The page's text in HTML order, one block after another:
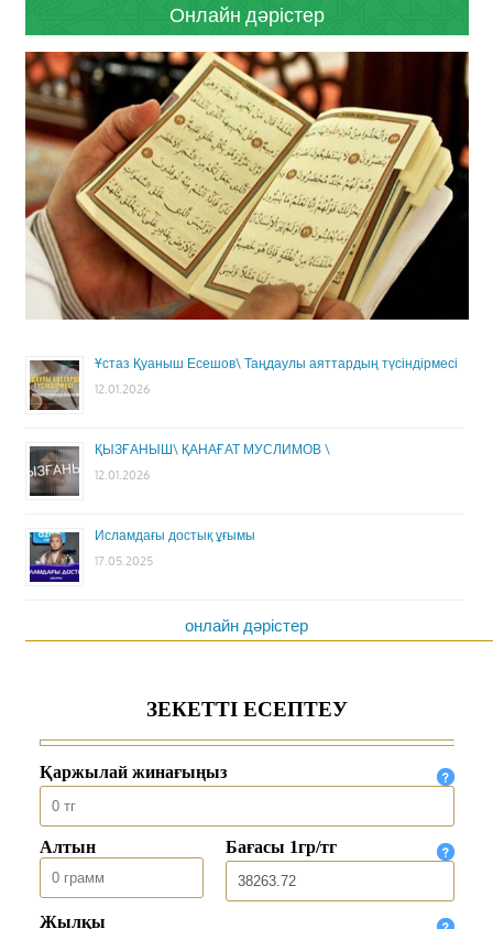
Онлайн дәрістер
Ұстаз Қуаныш Есешов\ Таңдаулы аяттардың түсіндірмесі
12.01.2026
ҚЫЗҒАНЫШ\ ҚАНАҒАТ МУСЛИМОВ \
12.01.2026
Исламдағы достық ұғымы
17.05.2025
онлайн дәрістер